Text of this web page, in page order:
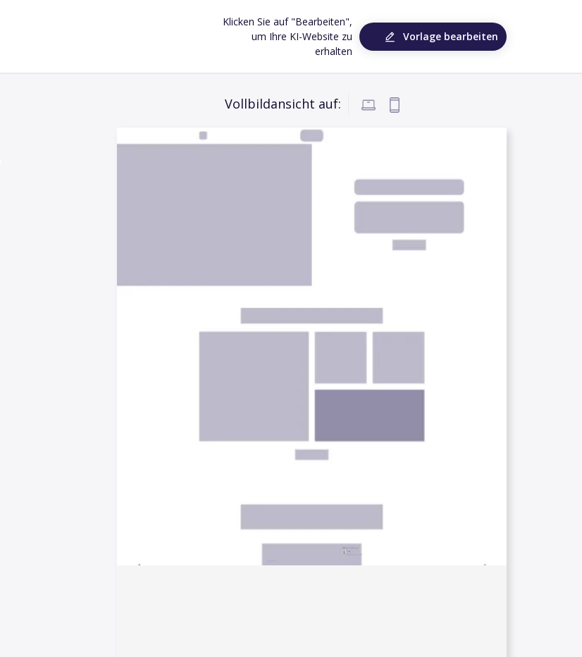
Klicken Sie auf "Bearbeiten",
um Ihre KI-Website zu
erhalten
Vorlage bearbeiten
Vollbildansicht auf: